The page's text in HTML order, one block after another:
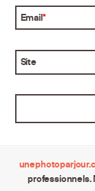
Email*
Site
professionnels.